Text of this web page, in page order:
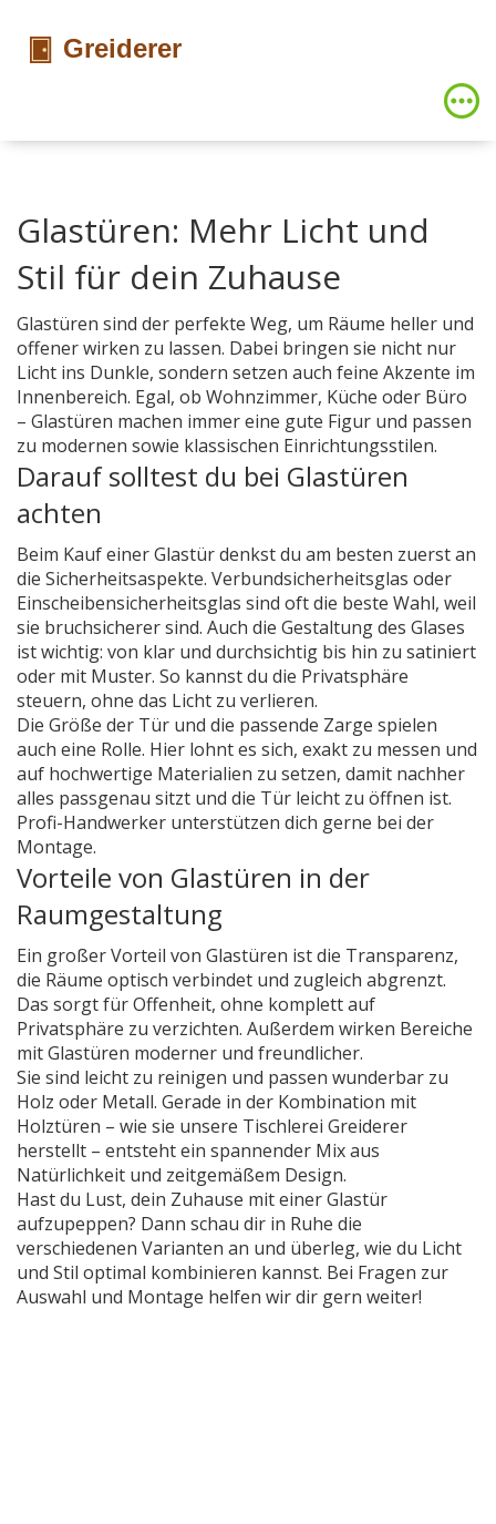
Glastüren: Mehr Licht und
Stil für dein Zuhause
Glastüren sind der perfekte Weg, um Räume heller und
offener wirken zu lassen. Dabei bringen sie nicht nur
Licht ins Dunkle, sondern setzen auch feine Akzente im
Innenbereich. Egal, ob Wohnzimmer, Küche oder Büro
– Glastüren machen immer eine gute Figur und passen
zu modernen sowie klassischen Einrichtungsstilen.
Darauf solltest du bei Glastüren
achten
Beim Kauf einer Glastür denkst du am besten zuerst an
die Sicherheitsaspekte. Verbundsicherheitsglas oder
Einscheibensicherheitsglas sind oft die beste Wahl, weil
sie bruchsicherer sind. Auch die Gestaltung des Glases
ist wichtig: von klar und durchsichtig bis hin zu satiniert
oder mit Muster. So kannst du die Privatsphäre
steuern, ohne das Licht zu verlieren.
Die Größe der Tür und die passende Zarge spielen
auch eine Rolle. Hier lohnt es sich, exakt zu messen und
auf hochwertige Materialien zu setzen, damit nachher
alles passgenau sitzt und die Tür leicht zu öffnen ist.
Profi-Handwerker unterstützen dich gerne bei der
Montage.
Vorteile von Glastüren in der
Raumgestaltung
Ein großer Vorteil von Glastüren ist die Transparenz,
die Räume optisch verbindet und zugleich abgrenzt.
Das sorgt für Offenheit, ohne komplett auf
Privatsphäre zu verzichten. Außerdem wirken Bereiche
mit Glastüren moderner und freundlicher.
Sie sind leicht zu reinigen und passen wunderbar zu
Holz oder Metall. Gerade in der Kombination mit
Holztüren – wie sie unsere Tischlerei Greiderer
herstellt – entsteht ein spannender Mix aus
Natürlichkeit und zeitgemäßem Design.
Hast du Lust, dein Zuhause mit einer Glastür
aufzupeppen? Dann schau dir in Ruhe die
verschiedenen Varianten an und überleg, wie du Licht
und Stil optimal kombinieren kannst. Bei Fragen zur
Auswahl und Montage helfen wir dir gern weiter!